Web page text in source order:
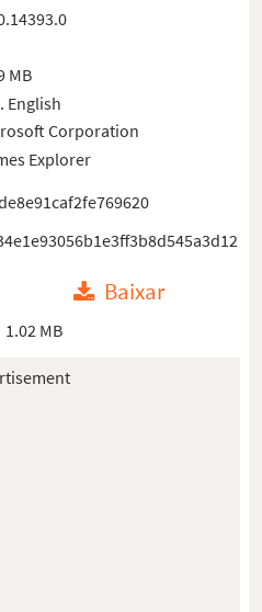
MB
English
Corporation
Explorer
Baixar
1.02 MB